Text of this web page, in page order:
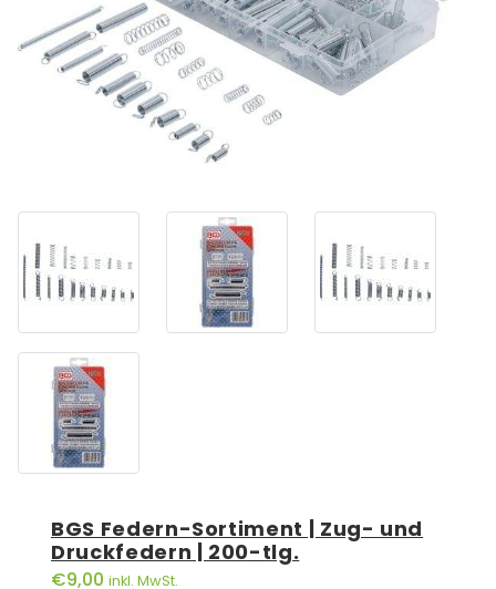
BGS Federn-Sortiment | Zug- und
Druckfedern | 200-tlg.
€9,00 inkl. MwSt.